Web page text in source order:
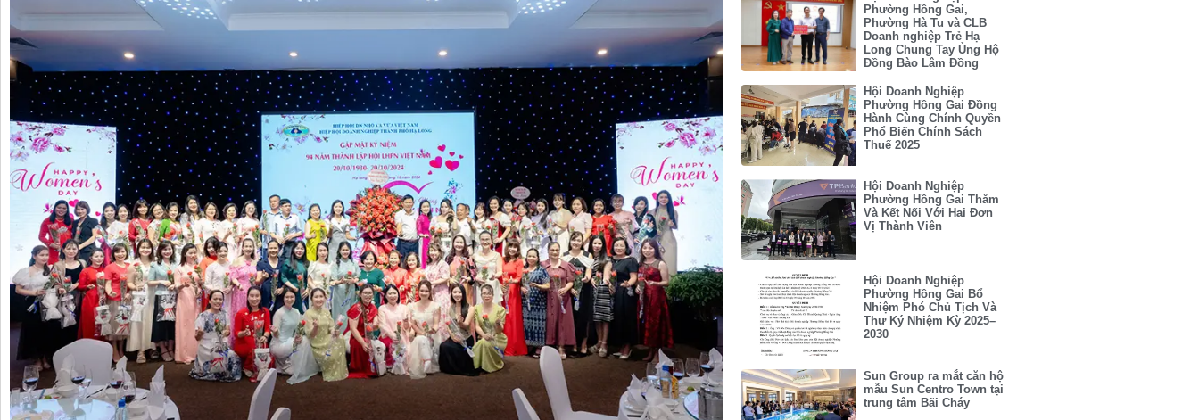
Phường Hồng Gai,
Phường Hà Tu và CLB
Doanh nghiệp Trẻ Hạ
Long Chung Tay Ủng Hộ
Đồng Bào Lâm Đồng
Hội Doanh Nghiệp
Phường Hồng Gai Đồng
Hành Cùng Chính Quyền
Phổ Biến Chính Sách
Thuế 2025
Hội Doanh Nghiệp
Phường Hồng Gai Thăm
Và Kết Nối Với Hai Đơn
Vị Thành Viên
Hội Doanh Nghiệp
Phường Hồng Gai Bổ
Nhiệm Phó Chủ Tịch Và
Thư Ký Nhiệm Kỳ 2025–
2030
Sun Group ra mắt căn hộ
mẫu Sun Centro Town tại
trung tâm Bãi Cháy